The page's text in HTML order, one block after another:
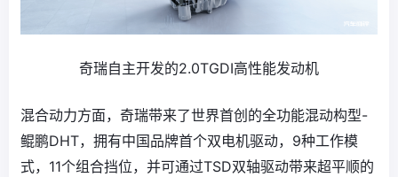
奇瑞自主开发的2.0TGDI高性能发动机
混合动力方面，奇瑞带来了世界首创的全功能混动构型-
鲲鹏DHT，拥有中国品牌首个双电机驱动，9种工作模
式，11个组合挡位，并可通过TSD双轴驱动带来超平顺的